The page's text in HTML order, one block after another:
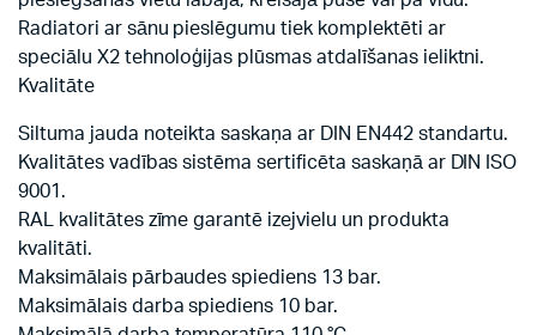
Radiatori ar sānu pieslēgumu tiek komplektēti ar
speciālu X2 tehnoloģijas plūsmas atdalīšanas ieliktni.
Kvalitāte
Siltuma jauda noteikta saskaņa ar DIN EN442 standartu.
Kvalitātes vadības sistēma sertificēta saskaņā ar DIN ISO
9001.
RAL kvalitātes zīme garantē izejvielu un produkta
kvalitāti.
Maksimālais pārbaudes spiediens 13 bar.
Maksimālais darba spiediens 10 bar.